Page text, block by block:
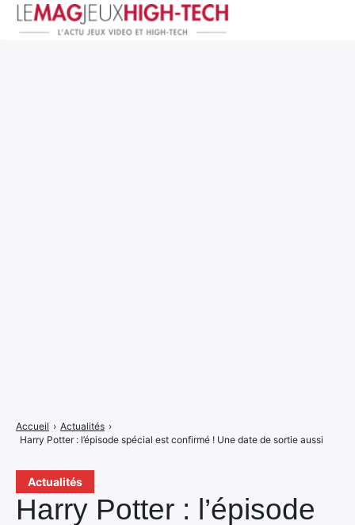
Actualités
Harry Potter : l’épisode
Accueil › Actualités ›
Harry Potter : l’épisode spécial est confirmé ! Une date de sortie aussi